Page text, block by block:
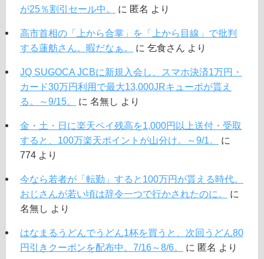
が25％割引セール中。
に 匿名 より
高市首相の「上から合掌」を「上から目線」で批判
する蓮舫さん。暇だなぁ。
に 乞食さん より
JQ SUGOCA JCBに新規入会し、スマホ決済1万円・
カード30万円利用で最大13,000JRキューポが貰え
る。～9/15。
に 名無し より
金・土・日に楽天ペイ残高を1,000円以上送付・受取
すると、100万楽天ポイントが山分け。～9/1。
に
774より
今なら若者が「転勤」すると100万円が貰える時代。
おじさんが若い頃は辞令一つで行かされたのに。
に
名無し より
はなまるうどんでうどん1杯を買うと、次回うどん80
円引きクーポンを配布中。7/16～8/6。
に 匿名 より